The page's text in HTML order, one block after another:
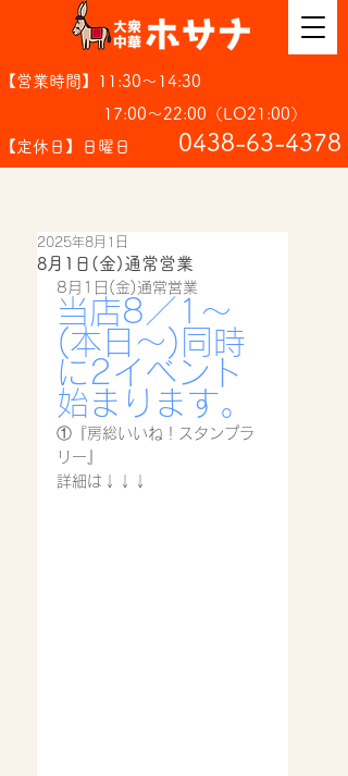
【営業時間】11:30～14:30
17:00～22:00（LO21:00）
【定休日】日曜日
​0438-63-4378
8月1日(金)通常営業
2025年8月1日
8月1日(金)通常営業
当店8／1〜
(本日〜)同時
に2イベント
始まります。
①『房総いいね！スタンプラ
リー』
詳細は↓↓↓